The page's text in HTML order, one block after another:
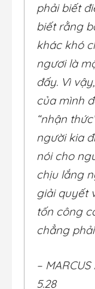
phải biết
biết rằng
khác khó
ngươi là
đấy. Vì
của mình
“nhận
người kia
nói cho
chịu lắng
giải quyết
tốn công
chẳng
– MARCUS
5.28